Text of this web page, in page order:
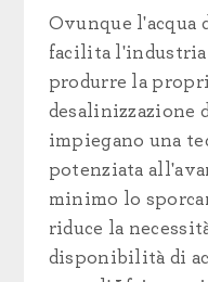
Ovunque l'acqua
facilita l'industria
produrre la
desalinizzazione
impiegano una
potenziata
minimo lo
riduce la
disponibilità di